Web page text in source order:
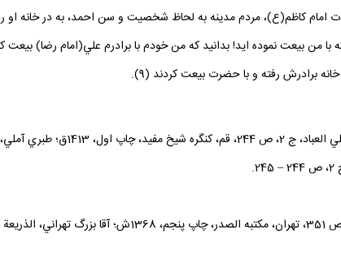
امام كاظم(ع)، مردم مدينه به لحاظ شخصيت و سن احمد، به در خانه
من بيعت نموده‌ ايد! بدانيد كه من خودم با برادرم علي(امام رضا)
برادرش رفته و با حضرت بيعت كردند (9).